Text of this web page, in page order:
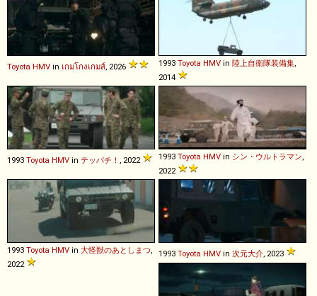
Toyota HMV in เกมโกงเกมส์, 2026 1993 Toyota HMV in 陸上自衛隊装備集,
2014
1993 Toyota HMV in テッパチ！ , 2022 1993 Toyota HMV in シン・ウルトラマン,
2022
1993 Toyota HMV in 大怪獣のあとしまつ,
2022
1993 Toyota HMV in 次元大介, 2023